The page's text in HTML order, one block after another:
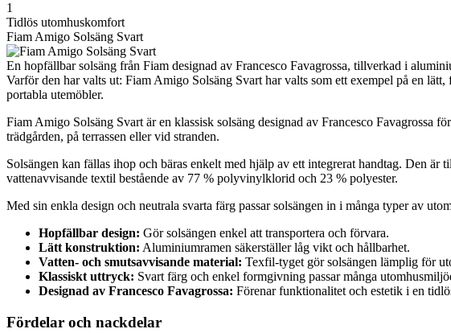
1
Tidlös utomhuskomfort
Fiam Amigo Solsäng Svart
En hopfällbar solsäng från Fiam designad av Francesco Favagrossa, tillverkad i
Varför den har valts ut: Fiam Amigo Solsäng Svart har valts som ett exempel på en
portabla utemöbler.
Fiam Amigo Solsäng Svart är en klassisk solsäng designad av Francesco
trädgården, på terrassen eller vid stranden.
Solsängen kan fällas ihop och bäras enkelt med hjälp av ett integrerat handtag. Den
vattenavvisande textil bestående av 77 % polyvinylklorid och 23 % polyester.
Med sin enkla design och neutrala svarta färg passar solsängen in i många typer av
Hopfällbar design: Gör solsängen enkel att transportera och förvara.
Lätt konstruktion: Aluminiumramen säkerställer låg vikt och hållbarhet.
Vatten- och smutsavvisande material: Texfil-tyget gör solsängen lämplig för
Klassiskt uttryck: Svart färg och enkel formgivning passar många
Designad av Francesco Favagrossa: Förenar funktionalitet och estetik i en
Fördelar och nackdelar